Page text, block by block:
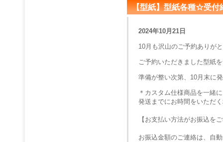
【型紙】型紙各種☆受付
2024年10月21日
10月も沢山のご予約ありが
ご予約いただきました型紙
準備が整い次第、10月末に
＊カスタム仕様商品を一緒
発送までにお時間をいただ
【お支払い方法がお振込を
お振込金額のご連絡は、自